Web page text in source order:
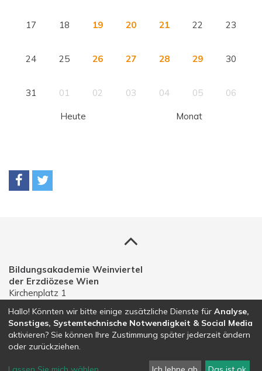
17 18 19 20 21 22 23
24 25 26 27 28 29 30
31 01 02 03 04 05 06
Heute Monat
Bildungsakademie Weinviertel
der Erzdiözese Wien
Kirchenplatz 1
Telefon: 02574 30203
E-Mail:bildungsakademie.weinviertel@edw.or.at
Hallo! Könnten wir bitte einige zusätzliche Dienste für Analyse,
Sonstiges, Systemtechnische Notwendigkeit & Social Media
aktivieren? Sie können Ihre Zustimmung später jederzeit ändern
oder zurückziehen.